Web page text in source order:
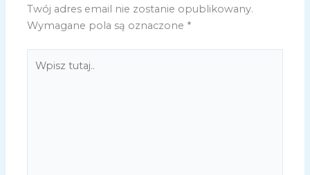
Twój adres email nie zostanie opublikowany.
Wymagane pola są oznaczone *
tutaj..